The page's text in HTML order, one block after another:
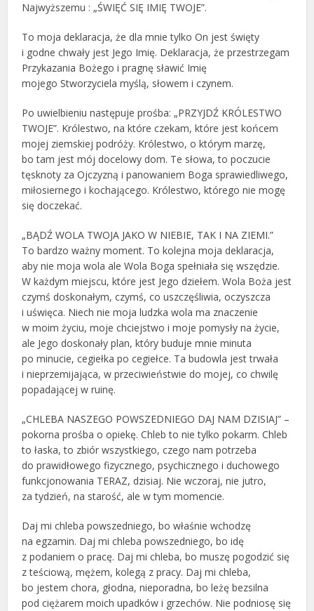
Najwyższemu : „ŚWIĘĆ SIĘ IMIĘ TWOJE”.
To moja deklaracja, że dla mnie tylko On jest święty
i godne chwały jest Jego Imię. Deklaracja, że przestrzegam
Przykazania Bożego i pragnę sławić Imię
mojego Stworzyciela myślą, słowem i czynem.
Po uwielbieniu następuje prośba: „PRZYJDŹ KRÓLESTWO
TWOJE”. Królestwo, na które czekam, które jest końcem
mojej ziemskiej podróży. Królestwo, o którym marzę,
bo tam jest mój docelowy dom. Te słowa, to poczucie
tęsknoty za Ojczyzną i panowaniem Boga sprawiedliwego,
miłosiernego i kochającego. Królestwo, którego nie mogę
się doczekać.
„BĄDŹ WOLA TWOJA JAKO W NIEBIE, TAK I NA ZIEMI.”
To bardzo ważny moment. To kolejna moja deklaracja,
aby nie moja wola ale Wola Boga spełniała się wszędzie.
W każdym miejscu, które jest Jego dziełem. Wola Boża jest
czymś doskonałym, czymś, co uszczęśliwia, oczyszcza
i uświęca. Niech nie moja ludzka wola ma znaczenie
w moim życiu, moje chciejstwo i moje pomysły na życie,
ale Jego doskonały plan, który buduje mnie minuta
po minucie, cegiełka po cegiełce. Ta budowla jest trwała
i nieprzemijająca, w przeciwieństwie do mojej, co chwilę
popadającej w ruinę.
„CHLEBA NASZEGO POWSZEDNIEGO DAJ NAM DZISIAJ” –
pokorna prośba o opiekę. Chleb to nie tylko pokarm. Chleb
to łaska, to zbiór wszystkiego, czego nam potrzeba
do prawidłowego fizycznego, psychicznego i duchowego
funkcjonowania TERAZ, dzisiaj. Nie wczoraj, nie jutro,
za tydzień, na starość, ale w tym momencie.
Daj mi chleba powszedniego, bo właśnie wchodzę
na egzamin. Daj mi chleba powszedniego, bo idę
z podaniem o pracę. Daj mi chleba, bo muszę pogodzić się
z teściową, mężem, kolegą z pracy. Daj mi chleba,
bo jestem chora, głodna, nieporadna, bo leżę bezsilna
pod ciężarem moich upadków i grzechów. Nie podniosę się